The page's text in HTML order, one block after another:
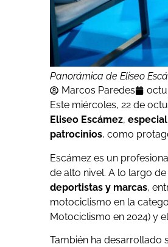
Panorámica de Eliseo
Marcos Paredes
Este miércoles, 22 de
Eliseo Escámez,
patrocinios, como
Escámez es un
de alto nivel. A lo largo
deportistas y marcas,
motociclismo en la
Motociclismo en 2024) y el
También ha desarrollado